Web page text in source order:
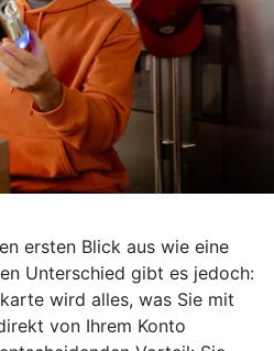
ersten Blick aus wie eine
Unterschied gibt es jedoch:
wird alles, was Sie mit
von Ihrem Konto